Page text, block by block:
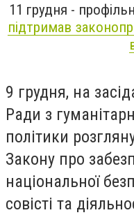
11 грудня -
підтримав
9 грудня, на
Ради з
політики
Закону про
національної
совісті та